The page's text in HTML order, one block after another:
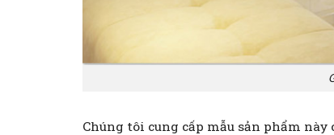
Chúng tôi cung cấp mẫu sản phẩm